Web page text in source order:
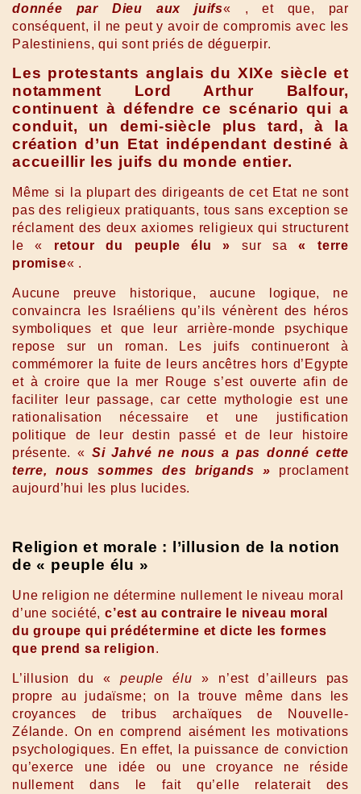
donnée par Dieu aux juifs« , et que, par
conséquent, il ne peut y avoir de compromis avec les
Palestiniens, qui sont priés de déguerpir.
Les protestants anglais du XIXe siècle et
notamment Lord Arthur Balfour,
continuent à défendre ce scénario qui a
conduit, un demi-siècle plus tard, à la
création d’un Etat indépendant destiné à
accueillir les juifs du monde entier.
Même si la plupart des dirigeants de cet Etat ne sont
pas des religieux pratiquants, tous sans exception se
réclament des deux axiomes religieux qui structurent
le « retour du peuple élu » sur sa
« terre
promise« .
Aucune preuve historique, aucune logique, ne
convaincra les Israéliens qu’ils vénèrent des héros
symboliques et que leur arrière-monde psychique
repose sur un roman. Les juifs continueront à
commémorer la fuite de leurs ancêtres hors d’Egypte
et à croire que la mer Rouge s’est ouverte afin de
faciliter leur passage, car cette mythologie est une
rationalisation nécessaire et une justification
politique de leur destin passé et de leur histoire
présente. « Si Jahvé ne nous a pas donné cette
terre, nous sommes des brigands » proclament
aujourd’hui les plus lucides.
Religion et morale : l’illusion de la notion
de « peuple élu »
Une religion ne détermine nullement le niveau moral
d’une société,c’est au contraire le niveau moral
du groupe qui prédétermine et dicte les formes
que prend sa religion.
L’illusion du «peuple élu » n’est d’ailleurs pas
propre au judaïsme; on la trouve même dans les
croyances de tribus archaïques de Nouvelle-
Zélande. On en comprend aisément les motivations
psychologiques. En effet, la puissance de conviction
qu’exerce une idée ou une croyance ne réside
nullement dans le fait qu’elle relaterait des